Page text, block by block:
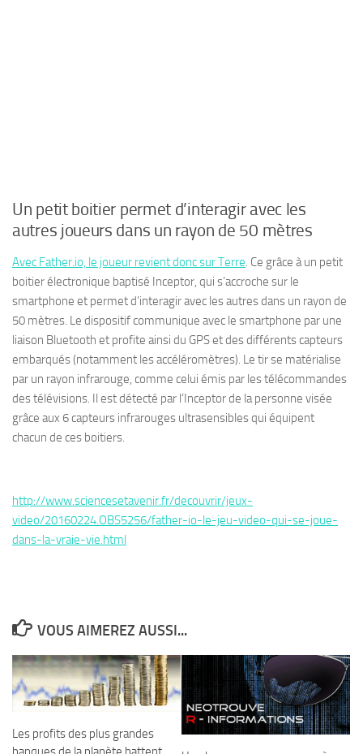
Un petit boitier permet d’interagir avec les
autres joueurs dans un rayon de 50 mètres
Avec Father.io, le joueur revient donc sur Terre. Ce grâce à un petit
boitier électronique baptisé Inceptor, qui s’accroche sur le
smartphone et permet d’interagir avec les autres dans un rayon de
50 mètres. Le dispositif communique avec le smartphone par une
liaison Bluetooth et profite ainsi du GPS et des différents capteurs
embarqués (notamment les accéléromètres). Le tir se matérialise
par un rayon infrarouge, comme celui émis par les télécommandes
des télévisions. Il est détecté par l’Inceptor de la personne visée
grâce aux 6 capteurs infrarouges ultrasensibles qui équipent
chacun de ces boitiers.
http://www.sciencesetavenir.fr/decouvrir/jeux-
video/20160224.OBS5256/father-io-le-jeu-video-qui-se-joue-
dans-la-vraie-vie.html
VOUS AIMEREZ AUSSI...
Les profits des plus grandes